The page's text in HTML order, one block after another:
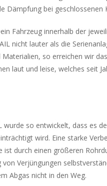
Dämpfung bei geschlossenen
Fahrzeug innerhalb der
nicht lauter als die
Materialien, so erreichen wir
laut und leise, welches seit
wurde so entwickelt, dass es
wird. Eine starke
ist durch einen größeren
von Verjüngungen
Abgas nicht in den Weg.